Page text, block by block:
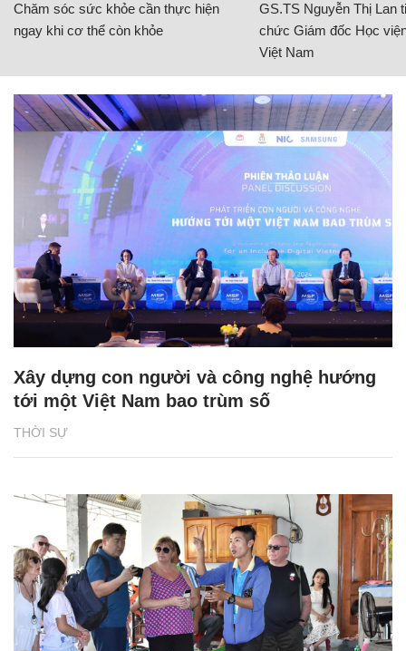
Chăm sóc sức khỏe cần thực hiện
ngay khi cơ thể còn khỏe
GS.TS Nguyễn Thị Lan
chức Giám đốc Học
Việt Nam
THỜI SỰ
Xây dựng con người và công nghệ hướng
tới một Việt Nam bao trùm số